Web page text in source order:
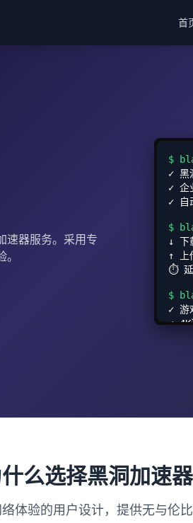
首
速器服务。采用专
$
✓ 黑
✓ 企
✓ 自
$
↓ 下
↑ 上
⏱ 延
$
✓ 游
✓ 4K
么选择黑洞加速器
体验的用户设计，提供无与伦